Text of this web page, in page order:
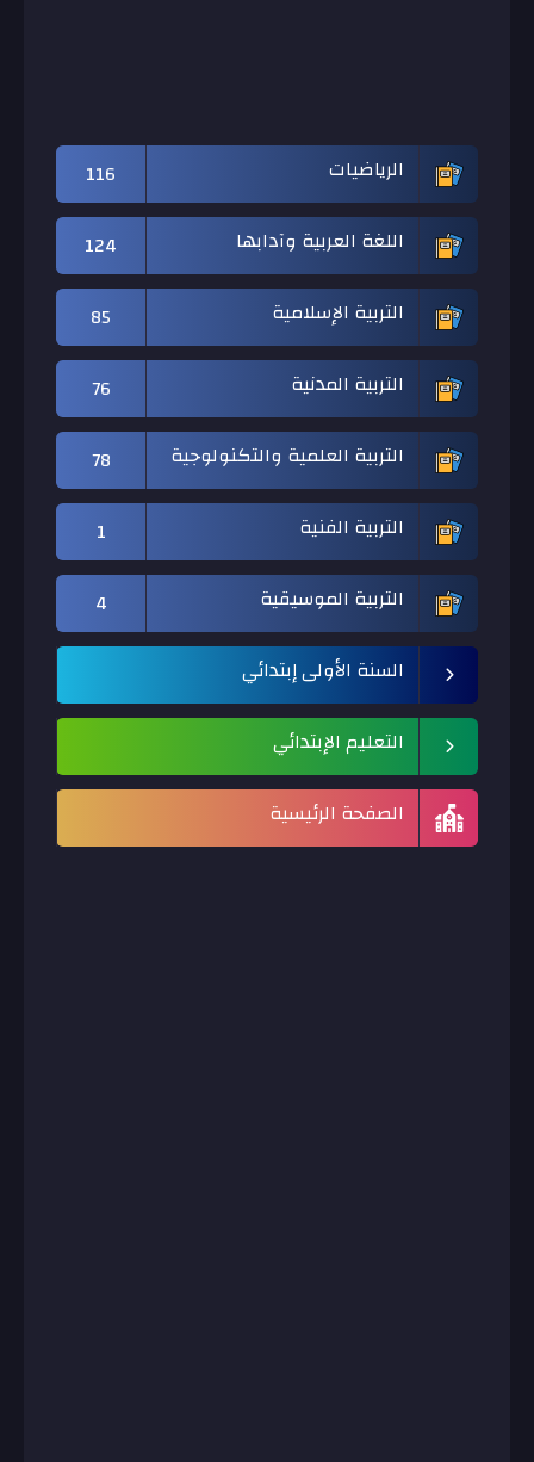
الرياضيات
116
اللغة العربية وآدابها
124
التربية الإسلامية
85
التربية المدنية
76
التربية العلمية والتكنولوجية
78
التربية الفنية
1
التربية الموسيقية
4
السنة الأولى إبتدائي
التعليم الإبتدائي
الصفحة الرئيسية